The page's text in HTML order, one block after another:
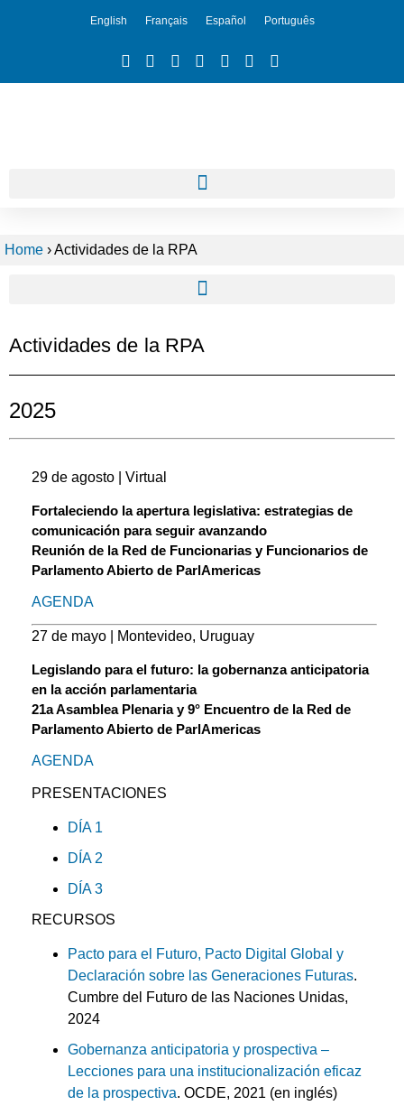
English Français Español Português
Home ›Actividades de la RPA
Actividades de la RPA
2025
29 de agosto | Virtual
Fortaleciendo la apertura legislativa: estrategias de
comunicación para seguir avanzando
Reunión de la Red de Funcionarias y Funcionarios de
Parlamento Abierto de ParlAmericas
AGENDA
27 de mayo | Montevideo, Uruguay
Legislando para el futuro: la gobernanza anticipatoria
en la acción parlamentaria
21a Asamblea Plenaria y 9° Encuentro de la Red de
Parlamento Abierto de ParlAmericas
AGENDA
PRESENTACIONES
DÍA 1
DÍA 2
DÍA 3
RECURSOS
Pacto para el Futuro, Pacto Digital Global y
Declaración sobre las Generaciones Futuras.
Cumbre del Futuro de las Naciones Unidas,
2024
Gobernanza anticipatoria y prospectiva –
Lecciones para una institucionalización eficaz
de la prospectiva. OCDE, 2021 (en inglés)